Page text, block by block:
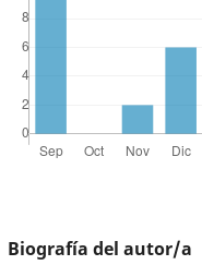
Biografía del autor/a